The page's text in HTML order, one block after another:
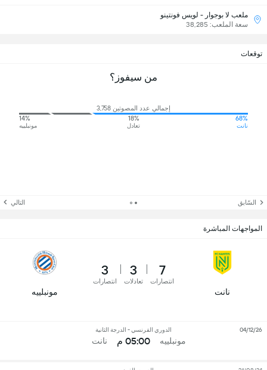
ملعب لا بوجوار - لويس فونتينو
سعة الملعب: 38,285
توقعات
من سيفوز؟
إجمالي عدد المصوتين 3,758
68%
نانت
18%
تعادل
14%
مونبلييه
السّابق التالي
المواجهات المباشرة
نانت
7
انتصارات
3
تعادلات
3
انتصارات
مونبلييه
مونبلييه
الدوري الفرنسي - الدرجة الثانية
05:00 م نانت
04/12/26